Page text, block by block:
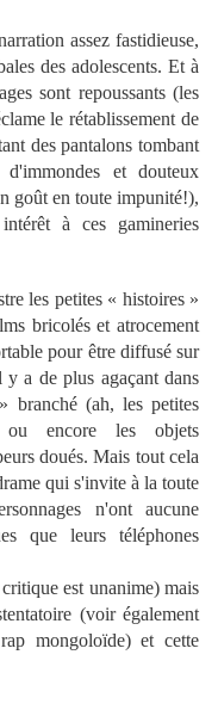
assez fastidieuse,
des adolescents. Et à
sont repoussants (les
le rétablissement de
des pantalons tombant
et douteux
goût en toute impunité!),
à ces gamineries
les petites « histoires »
bricolés et atrocement
pour être diffusé sur
a de plus agaçant dans
branché (ah, les petites
encore les objets
doués. Mais tout cela
qui s'invite à la toute
n'ont aucune
que leurs téléphones
est unanime) mais
(voir également
mongoloïde) et cette